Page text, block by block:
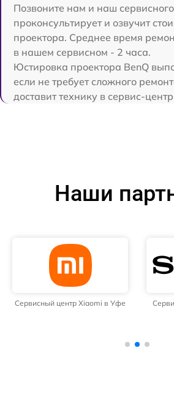
Позвоните нам и наш
проконсультирует и озвучит
проектора. Среднее время
в нашем сервисном - 2 часа.
Юстировка проектора BenQ
если не требует сложного
доставит технику в сервис-
Наши
Сервисный центр Xiaomi в Уфе